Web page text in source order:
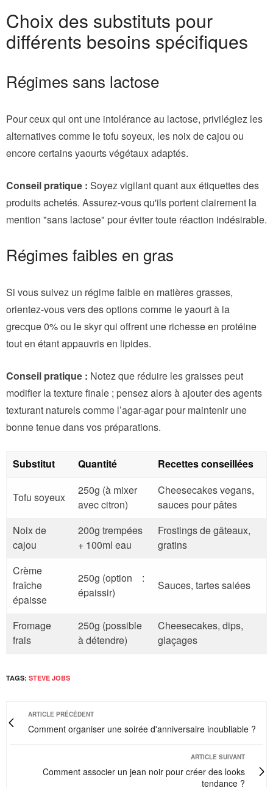
Choix des substituts pour
différents besoins spécifiques
Régimes sans lactose
Pour ceux qui ont une intolérance au lactose, privilégiez les
alternatives comme le tofu soyeux, les noix de cajou ou
encore certains yaourts végétaux adaptés.
Conseil pratique : Soyez vigilant quant aux étiquettes des
produits achetés. Assurez-vous qu'ils portent clairement la
mention "sans lactose" pour éviter toute réaction indésirable.
Régimes faibles en gras
Si vous suivez un régime faible en matières grasses,
orientez-vous vers des options comme le yaourt à la
grecque 0% ou le skyr qui offrent une richesse en protéine
tout en étant appauvris en lipides.
Conseil pratique : Notez que réduire les graisses peut
modifier la texture finale ; pensez alors à ajouter des agents
texturant naturels comme l’agar-agar pour maintenir une
bonne tenue dans vos préparations.
Substitut Quantité Recettes conseillées
Tofu soyeux
250g (à mixer
avec citron)
Cheesecakes vegans,
sauces pour pâtes
Noix de
cajou
200g trempées
+ 100ml eau
Frostings de gâteaux,
gratins
Crème
fraîche
épaisse
250g (option :
épaissir)
Sauces, tartes salées
Fromage
frais
250g (possible
à détendre)
Cheesecakes, dips,
glaçages
TAGS: STEVE JOBS
ARTICLE PRÉCÉDENT
Comment organiser une soirée d'anniversaire inoubliable ?
ARTICLE SUIVANT
Comment associer un jean noir pour créer des looks
tendance ?